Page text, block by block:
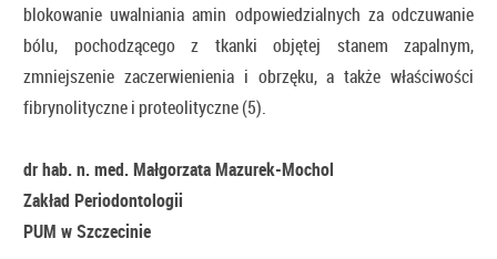
blokowanie uwalniania amin odpowiedzialnych za odczuwanie
bólu, pochodzącego z tkanki objętej stanem zapalnym,
zmniejszenie zaczerwienienia i obrzęku, a także właściwości
fibrynolityczne i proteolityczne (5).
dr hab. n. med.Małgorzata Mazurek-Mochol
Zakład Periodontologii
PUM w Szczecinie